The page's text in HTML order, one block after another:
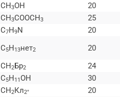
СН3ОН
20
СН3COOCH3
25
C7H9N
20
C5H13нет2
20
СН2Бр2
24
C5H11ОН
30
СН2Кл2°
20